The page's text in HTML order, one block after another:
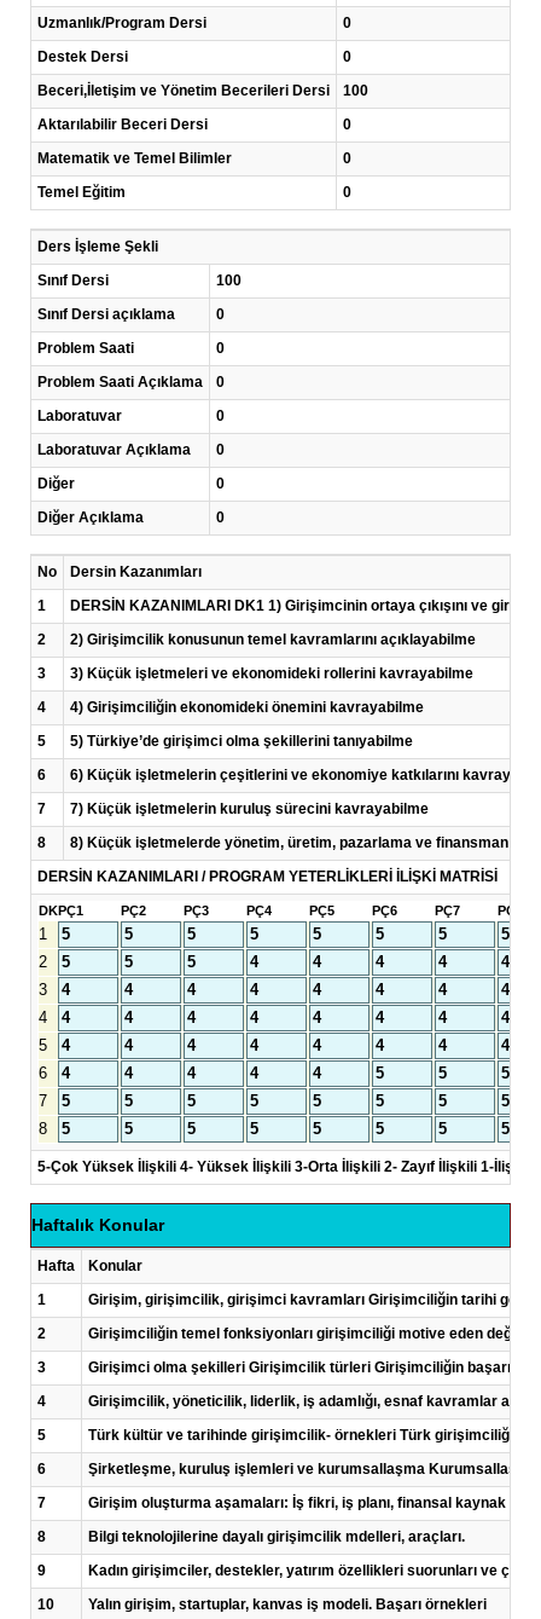
Uzmanlık/Program Dersi
0
Destek Dersi
0
Beceri,İletişim ve Yönetim Becerileri Dersi
100
Aktarılabilir Beceri Dersi
0
Matematik ve Temel Bilimler
0
Temel Eğitim
0
Ders İşleme Şekli
Sınıf Dersi
100
Sınıf Dersi açıklama
0
Problem Saati
0
Problem Saati Açıklama
0
Laboratuvar
0
Laboratuvar Açıklama
0
Diğer
0
Diğer Açıklama
0
No
Dersin Kazanımları
1
DERSİN KAZANIMLARI DK1 1) Girişimcinin ortaya çıkışını ve
2
2) Girişimcilik konusunun temel kavramlarını açıklayabilme
3
3) Küçük işletmeleri ve ekonomideki rollerini kavrayabilme
4
4) Girişimciliğin ekonomideki önemini kavrayabilme
5
5) Türkiye’de girişimci olma şekillerini tanıyabilme
6
6) Küçük işletmelerin çeşitlerini ve ekonomiye katkılarını
7
7) Küçük işletmelerin kuruluş sürecini kavrayabilme
8
8) Küçük işletmelerde yönetim, üretim, pazarlama ve finansman
DERSİN KAZANIMLARI / PROGRAM YETERLİKLERİ İLİŞKİ MATRİSİ
DKPÇ1 PÇ2 PÇ3 PÇ4 PÇ5 PÇ6 PÇ7 PÇ8
1
2
3
4
5
6
7
8
5-Çok Yüksek İlişkili 4- Yüksek İlişkili 3-Orta İlişkili 2- Zayıf İlişkili 1-
Haftalık Konular
Hafta
Konular
1
Girişim, girişimcilik, girişimci kavramları Girişimciliğin tarihi
2
Girişimciliğin temel fonksiyonları girişimciliği motive eden
3
Girişimci olma şekilleri Girişimcilik türleri Girişimciliğin başarılı ve
4
Girişimcilik, yöneticilik, liderlik, iş adamlığı, esnaf kavramlar
5
Türk kültür ve tarihinde girişimcilik- örnekleri Türk girişimciliğine
6
Şirketleşme, kuruluş işlemleri ve kurumsallaşma
7
Girişim oluşturma aşamaları: İş fikri, iş planı, finansal kaynak
8
Bilgi teknolojilerine dayalı girişimcilik mdelleri, araçları.
9
Kadın girişimciler, destekler, yatırım özellikleri suorunları ve
10
Yalın girişim, startuplar, kanvas iş modeli. Başarı örnekleri